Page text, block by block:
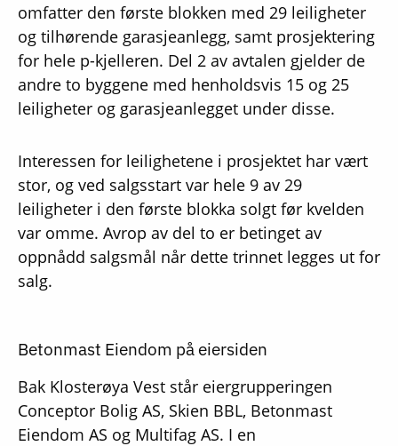
omfatter den første blokken med 29 leiligheter
og tilhørende garasjeanlegg, samt prosjektering
for hele p-kjelleren. Del 2 av avtalen gjelder de
andre to byggene med henholdsvis 15 og 25
leiligheter og garasjeanlegget under disse.
Interessen for leilighetene i prosjektet har vært
stor, og ved salgsstart var hele 9 av 29
leiligheter i den første blokka solgt før kvelden
var omme. Avrop av del to er betinget av
oppnådd salgsmål når dette trinnet legges ut for
salg.
Betonmast Eiendom på eiersiden
Bak Klosterøya Vest står eiergrupperingen
Conceptor Bolig AS, Skien BBL, Betonmast
Eiendom AS og Multifag AS. I en